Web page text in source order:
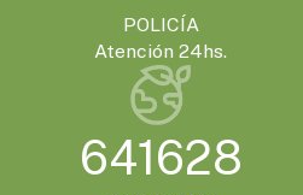
- 20:00HS.
celebra su 4ª edición
POLICÍA
Atención 24hs.
641628